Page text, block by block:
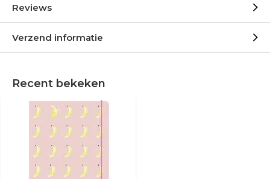
Reviews
Verzend informatie
Recent bekeken